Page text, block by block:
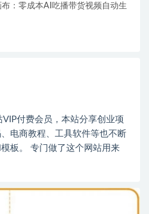
：零成本AI吃播带货视频自动生
付费会员，本站分享创业项
电商教程、工具软件等也不断
板。 专门做了这个网站用来